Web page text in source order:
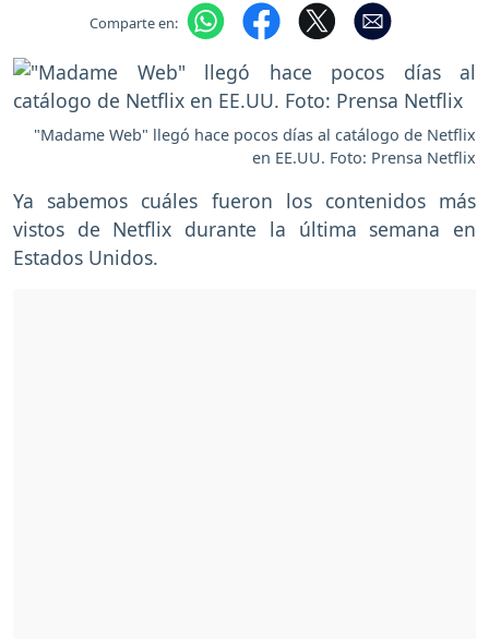
Comparte en:
"Madame Web" llegó hace pocos días al catálogo de Netflix
en EE.UU. Foto: Prensa Netflix
Ya sabemos cuáles fueron los contenidos más
vistos de Netflix durante la última semana en
Estados Unidos.